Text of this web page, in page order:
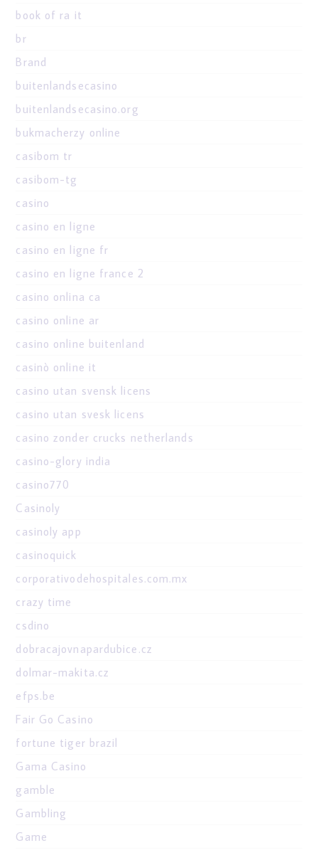
book of ra it
br
Brand
buitenlandsecasino
buitenlandsecasino.org
bukmacherzy online
casibom tr
casibom-tg
casino
casino en ligne
casino en ligne fr
casino en ligne france 2
casino onlina ca
casino online ar
casino online buitenland
casinò online it
casino utan svensk licens
casino utan svesk licens
casino zonder crucks netherlands
casino-glory india
casino770
Casinoly
casinoly app
casinoquick
corporativodehospitales.com.mx
crazy time
csdino
dobracajovnapardubice.cz
dolmar-makita.cz
efps.be
Fair Go Casino
fortune tiger brazil
Gama Casino
gamble
Gambling
Game